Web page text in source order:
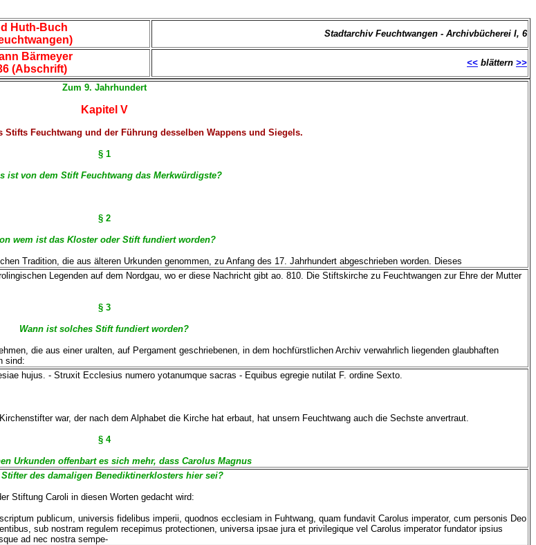
Huth-Buch
Stadtarchiv Feuchtwangen - Archivbücherei I, 6
Bärmeyer
(Abschrift)
<< blättern >>
Zum 9. Jahrhundert
Kapitel V
Stifts Feuchtwang und der Führung desselben Wappens und Siegels.
§ 1
ist von dem Stift Feuchtwang das Merkwürdigste?
§ 2
wem ist das Kloster oder Stift fundiert worden?
Tradition, die aus älteren Urkunden genommen, zu Anfang des 17. Jahrhundert abgeschrieben worden. Dieses
Legenden auf dem Nordgau, wo er diese Nachricht gibt ao. 810. Die Stiftskirche zu Feuchtwangen zur Ehre der Mutter
§ 3
Wann ist solches Stift fundiert worden?
die aus einer uralten, auf Pergament geschriebenen, in dem hochfürstlichen Archiv verwahrlich liegenden glaubhaften
sind:
hujus. - Struxit Ecclesius numero yotanumque sacras - Equibus egregie nutilat F. ordine Sexto.
war, der nach dem Alphabet die Kirche hat erbaut, hat unsern Feuchtwang auch die Sechste anvertraut.
§ 4
Urkunden offenbart es sich mehr, dass Carolus Magnus
des damaligen Benediktinerklosters hier sei?
Stiftung Caroli in diesen Worten gedacht wird:
publicum, universis fidelibus imperii, quodnos ecclesiam in Fuhtwang, quam fundavit Carolus imperator, cum personis Deo
sub nostram regulem recepimus protectionen, universa ipsae jura et privilegique vel Carolus imperator fundator ipsius
ad nec nostra sempe-